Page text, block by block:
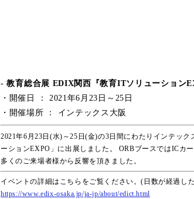
- 教育総合展 EDIX関西『教育ITソリューション
・開催日 ： 2021年6月23日～25日
・開催場所 ： インテックス大阪
2021年6月23日(水)～25日(金)の3日間にわたりインテッ
ーションEXPO」に出展しました。 ORBブースではICカ
多くのご来場者様から反響を頂きました。
イベントの詳細はこちらをご覧ください。(日数が経過し
https://www.edix-osaka.jp/ja-jp/about/edict.html